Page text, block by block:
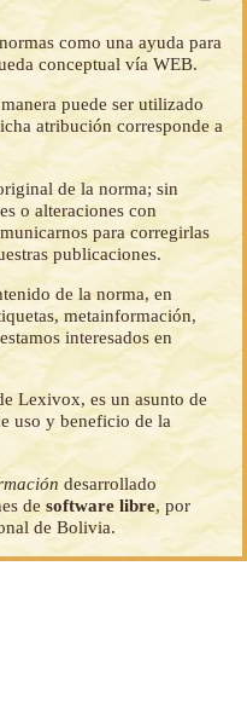
como una ayuda para
conceptual vía WEB.
puede ser utilizado
atribución corresponde a
de la norma; sin
o alteraciones con
para corregirlas
publicaciones.
de la norma, en
metainformación,
interesados en
Lexivox, es un asunto de
uso y beneficio de la
desarrollado
desoftware libre, por
de Bolivia.